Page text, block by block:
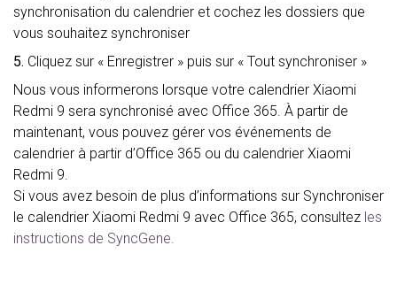
synchronisation du calendrier et cochez les dossiers que
vous souhaitez synchroniser
5. Cliquez sur « Enregistrer » puis sur « Tout synchroniser »
Nous vous informerons lorsque votre calendrier Xiaomi
Redmi 9 sera synchronisé avec Office 365. À partir de
maintenant, vous pouvez gérer vos événements de
calendrier à partir d’Office 365 ou du calendrier Xiaomi
Redmi 9.
Si vous avez besoin de plus d’informations sur Synchroniser
le calendrier Xiaomi Redmi 9 avec Office 365, consultez les
instructions de SyncGene.